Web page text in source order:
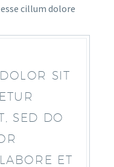
cillum dolore
SIT
SED DO
ET